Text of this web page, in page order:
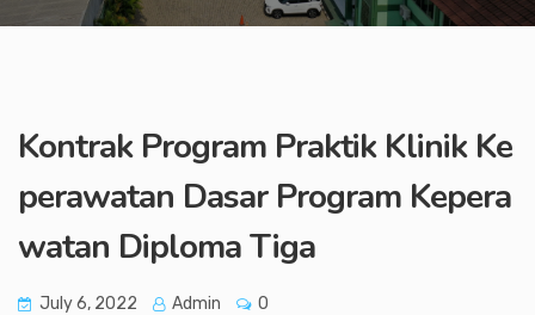
Kontrak Program Praktik Klinik Ke
perawatan Dasar Program Kepera
watan Diploma Tiga
July 6, 2022 Admin 0